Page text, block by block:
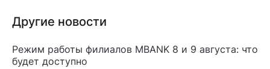
Другие новости
Режим работы филиалов MBANK 8 и 9 августа: что
будет доступно